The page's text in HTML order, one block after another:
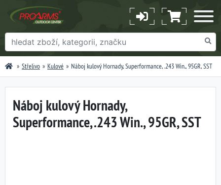
Střelivo Kulové Náboj kulový Hornady, Superformance, .243 Win., 95GR, SST
Náboj kulový Hornady,
Superformance, .243 Win., 95GR, SST